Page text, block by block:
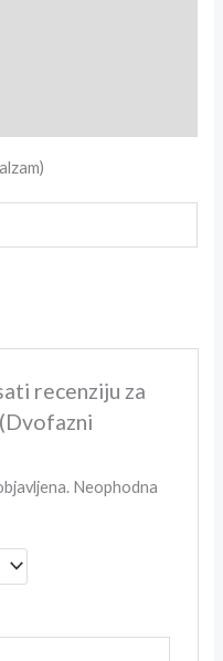
recenziju za
(Dvofazni
Neophodna